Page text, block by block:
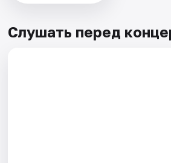
Слушать перед